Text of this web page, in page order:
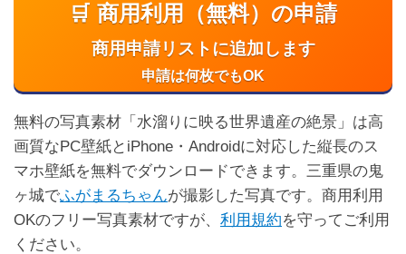
🛒 商用利用（無料）の申請
商用申請リストに追加します
申請は何枚でもOK
無料の写真素材「水溜りに映る世界遺産の絶景」は高
画質なPC壁紙とiPhone・Androidに対応した縦長のス
マホ壁紙を無料でダウンロードできます。三重県の鬼
ヶ城でふがまるちゃんが撮影した写真です。商用利用
OKのフリー写真素材ですが、 利用規約を守ってご利用
ください。